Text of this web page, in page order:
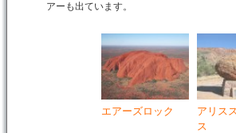
アーも出ています。
エアーズロック
アリス
ス